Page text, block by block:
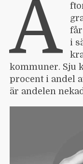
A
i
kommuner. Sju
procent i andel
är andelen